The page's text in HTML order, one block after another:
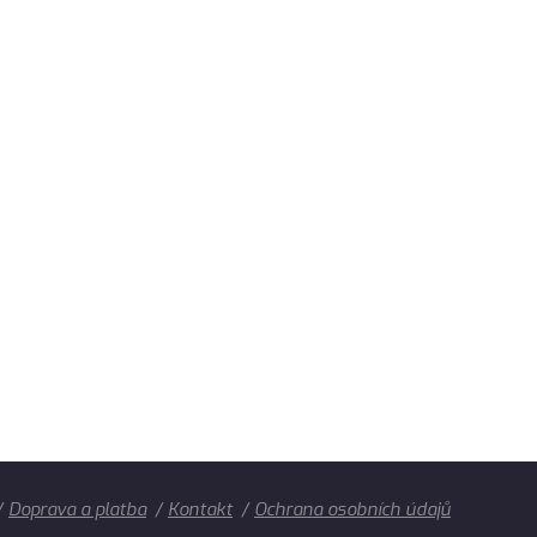
Doprava a platba Kontakt Ochrana osobních údajů